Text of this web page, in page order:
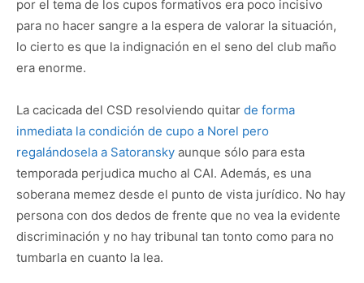
por el tema de los cupos formativos era poco incisivo
para no hacer sangre a la espera de valorar la situación,
lo cierto es que la indignación en el seno del club maño
era enorme.
La cacicada del CSD resolviendo quitar de forma
inmediata la condición de cupo a Norel pero
regalándosela a Satoransky aunque sólo para esta
temporada perjudica mucho al CAI. Además, es una
soberana memez desde el punto de vista jurídico. No hay
persona con dos dedos de frente que no vea la evidente
discriminación y no hay tribunal tan tonto como para no
tumbarla en cuanto la lea.